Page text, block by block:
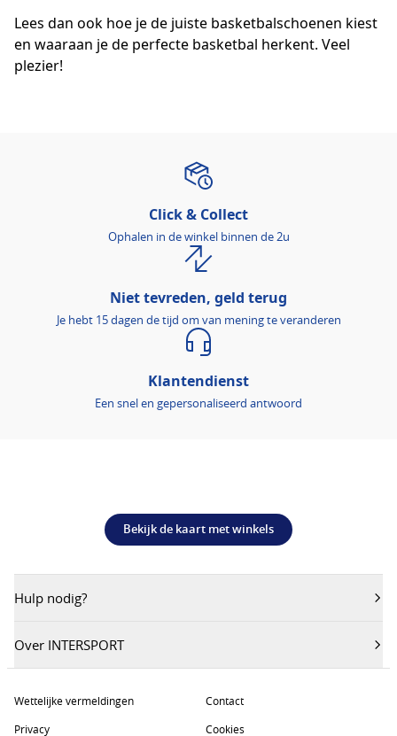
Lees dan ook hoe je de juiste basketbalschoenen kiest
en waaraan je de perfecte basketbal herkent. Veel
plezier!
Click & Collect
Ophalen in de winkel binnen de 2u
Niet tevreden, geld terug
Je hebt 15 dagen de tijd om van mening te veranderen
Klantendienst
Een snel en gepersonaliseerd antwoord
Bekijk de kaart met winkels
Hulp nodig?
Over INTERSPORT
Wettelijke vermeldingen
Contact
Privacy
Cookies